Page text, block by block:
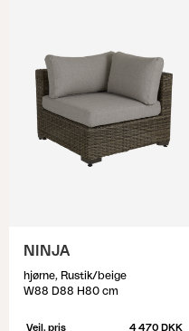
NINJA
hjørne, Rustik/beige
W88 D88 H80 cm
Vejl. pris 4 470 DKK